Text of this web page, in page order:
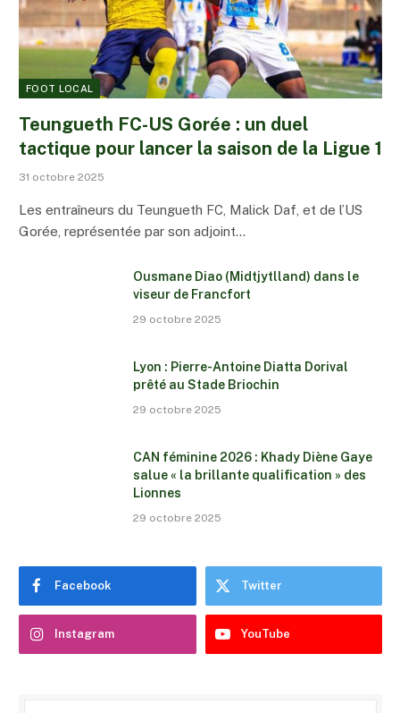
FOOT LOCAL
Teungueth FC-US Gorée : un duel
tactique pour lancer la saison de la Ligue 1
31 octobre 2025
Les entraîneurs du Teungueth FC, Malick Daf, et de l’US
Gorée, représentée par son adjoint…
Ousmane Diao (Midtjytlland) dans le
viseur de Francfort
29 octobre 2025
Lyon : Pierre-Antoine Diatta Dorival
prêté au Stade Briochin
29 octobre 2025
CAN féminine 2026 : Khady Diène Gaye
salue « la brillante qualification » des
Lionnes
29 octobre 2025
Facebook Twitter
Instagram YouTube